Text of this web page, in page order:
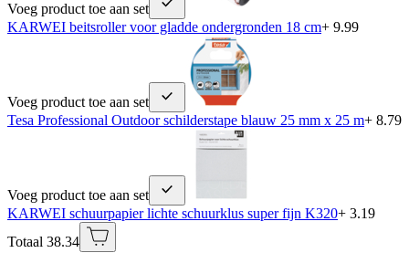
Voeg product toe aan set
KARWEI beitsroller voor gladde ondergronden 18 cm+ 9.99
Voeg product toe aan set
Tesa Professional Outdoor schilderstape blauw 25 mm x 25 m+ 8.79
Voeg product toe aan set
KARWEI schuurpapier lichte schuurklus super fijn K320+ 3.19
Totaal 38.34